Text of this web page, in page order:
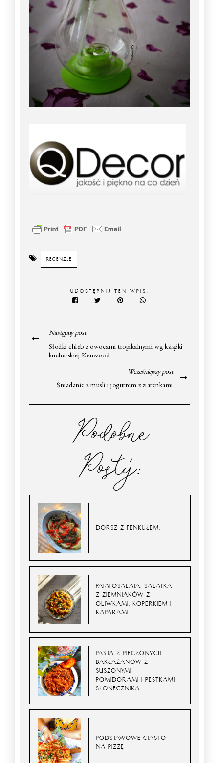
RECENZJE
UDOSTĘPNIJ TEN WPIS:
Następny post
Słodki chleb z owocami tropikalnymi wg.książki
kucharskiej Kenwood
Wcześniejszy post
Śniadanie z musli i jogurtem z ziarenkami
Podobne
Posty:
DORSZ Z FENKUŁEM.
PATATOSALATA. SAŁATKA
Z ZIEMNIAKÓW Z
OLIWKAMI, KOPERKIEM I
KAPARAMI.
PASTA Z PIECZONYCH
BAKŁAŻANÓW Z
SUSZONYMI
POMIDORAMI I PESTKAMI
SŁONECZNIKA
PODSTAWOWE CIASTO
NA PIZZĘ